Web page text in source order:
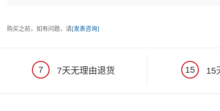
购买之前，如有问题，请[发表咨询]
7 7天无理由退货 15 15